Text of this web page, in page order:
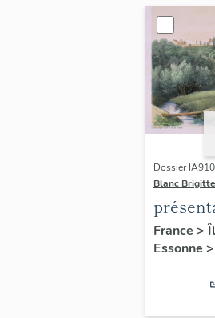
Dossier
Blanc Brigitte
Mons
France >
Essonne >